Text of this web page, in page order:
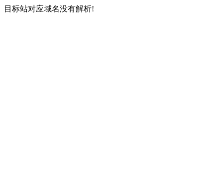
目标站对应域名没有解析!